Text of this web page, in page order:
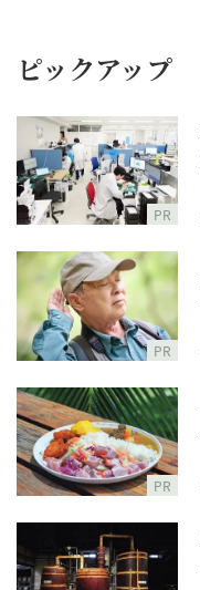
ピックアップ
PR
PR
PR